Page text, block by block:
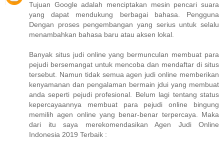
Tujuan Google adalah menciptakan mesin pencari suara
yang dapat mendukung berbagai bahasa. Pengguna
Dengan proses pengembangan yang serius untuk selalu
menambahkan bahasa baru atau aksen lokal.
Banyak situs judi online yang bermunculan membuat para
pejudi bersemangat untuk mencoba dan mendaftar di situs
tersebut. Namun tidak semua agen judi online memberikan
kenyamanan dan pengalaman bermain jdui yang membuat
anda seperti pejudi profesional. Belum lagi tentang status
kepercayaannya membuat para pejudi online bingung
memilih agen online yang benar-benar terpercaya. Maka
dari itu saya merekomendasikan Agen Judi Online
Indonesia 2019 Terbaik :